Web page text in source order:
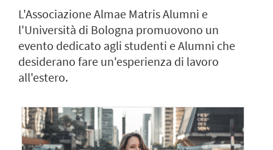
L'Associazione Almae Matris Alumni e
l'Università di Bologna promuovono un
evento dedicato agli studenti e Alumni che
desiderano fare un'esperienza di lavoro
all'estero.